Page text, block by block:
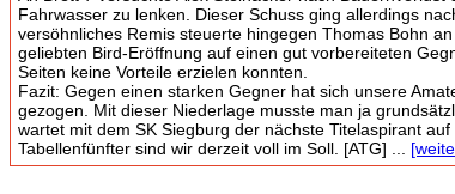
Fahrwasser zu lenken. Dieser Schuss ging allerdings
versöhnliches Remis steuerte hingegen Thomas Bohn
geliebten Bird-Eröffnung auf einen gut vorbereiteten
Seiten keine Vorteile erzielen konnten.
Fazit: Gegen einen starken Gegner hat sich unsere
gezogen. Mit dieser Niederlage musste man ja
wartet mit dem SK Siegburg der nächste Titelaspirant
Tabellenfünfter sind wir derzeit voll im Soll. [ATG] ...